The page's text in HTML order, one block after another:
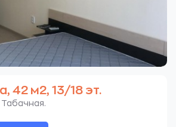
42 м2, 13/18 эт.
Табачная.